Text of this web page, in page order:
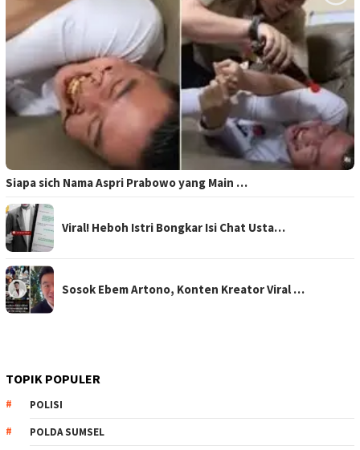
Siapa sich Nama Aspri Prabowo yang Main …
Viral! Heboh Istri Bongkar Isi Chat Usta…
Sosok Ebem Artono, Konten Kreator Viral …
TOPIK POPULER
POLISI
POLDA SUMSEL